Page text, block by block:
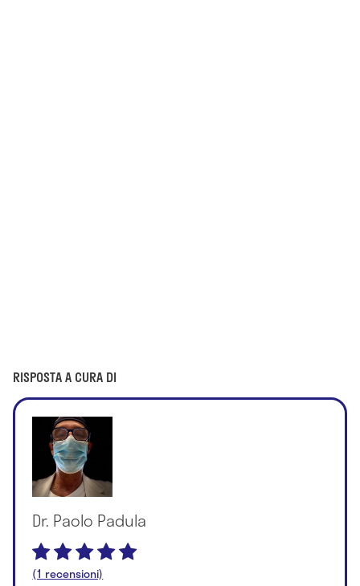
RISPOSTA A CURA DI
Dr. Paolo Padula
(1 recensioni)